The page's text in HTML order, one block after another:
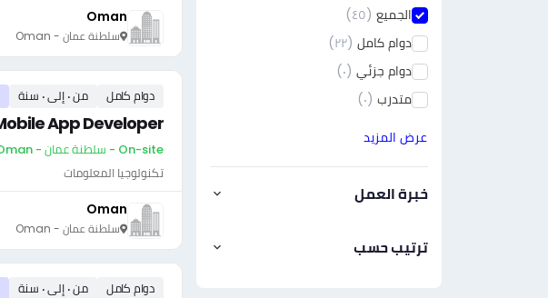
الجميع (٤٥)
دوام كامل (٢٢)
دوام جزئي (٠)
متدرب (٠)
عرض المزيد
خبرة العمل
ترتيب حسب
Oman
سلطنة عمان - Oman
دوام كامل من ٠ إلى ٠ سنة
App Developer
On-site - سلطنة عمان - Oman
تكنولوجيا المعلومات
Oman
سلطنة عمان - Oman
دوام كامل من ٠ إلى ٠ سنة